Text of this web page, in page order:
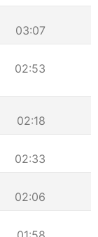
03:07
02:53
02:18
02:33
02:06